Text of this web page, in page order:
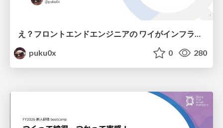
puku0x
0 280